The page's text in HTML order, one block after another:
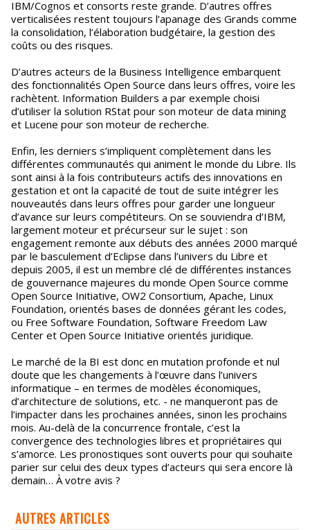
IBM/Cognos et consorts reste grande. D’autres offres
verticalisées restent toujours l’apanage des Grands comme
la consolidation, l’élaboration budgétaire, la gestion des
coûts ou des risques.
D’autres acteurs de la Business Intelligence embarquent
des fonctionnalités Open Source dans leurs offres, voire les
rachètent. Information Builders a par exemple choisi
d’utiliser la solution RStat pour son moteur de data mining
et Lucene pour son moteur de recherche.
Enfin, les derniers s’impliquent complètement dans les
différentes communautés qui animent le monde du Libre. Ils
sont ainsi à la fois contributeurs actifs des innovations en
gestation et ont la capacité de tout de suite intégrer les
nouveautés dans leurs offres pour garder une longueur
d’avance sur leurs compétiteurs. On se souviendra d’IBM,
largement moteur et précurseur sur le sujet : son
engagement remonte aux débuts des années 2000 marqué
par le basculement d’Eclipse dans l’univers du Libre et
depuis 2005, il est un membre clé de différentes instances
de gouvernance majeures du monde Open Source comme
Open Source Initiative, OW2 Consortium, Apache, Linux
Foundation, orientés bases de données gérant les codes,
ou Free Software Foundation, Software Freedom Law
Center et Open Source Initiative orientés juridique.
Le marché de la BI est donc en mutation profonde et nul
doute que les changements à l’œuvre dans l’univers
informatique – en termes de modèles économiques,
d’architecture de solutions, etc. - ne manqueront pas de
l’impacter dans les prochaines années, sinon les prochains
mois. Au-delà de la concurrence frontale, c’est la
convergence des technologies libres et propriétaires qui
s’amorce. Les pronostiques sont ouverts pour qui souhaite
parier sur celui des deux types d’acteurs qui sera encore là
demain… À votre avis ?
AUTRES ARTICLES